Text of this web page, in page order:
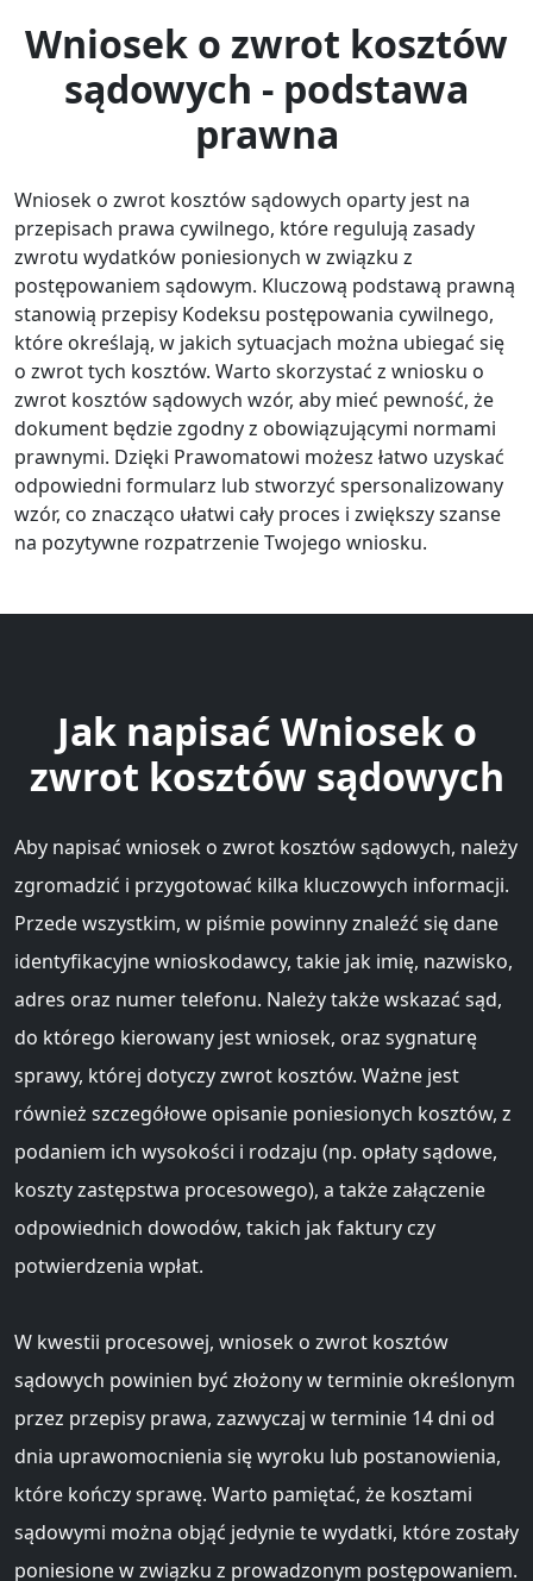
Wniosek o zwrot kosztów
sądowych - podstawa
prawna
Wniosek o zwrot kosztów sądowych oparty jest na
przepisach prawa cywilnego, które regulują zasady
zwrotu wydatków poniesionych w związku z
postępowaniem sądowym. Kluczową podstawą prawną
stanowią przepisy Kodeksu postępowania cywilnego,
które określają, w jakich sytuacjach można ubiegać się
o zwrot tych kosztów. Warto skorzystać z wniosku o
zwrot kosztów sądowych wzór, aby mieć pewność, że
dokument będzie zgodny z obowiązującymi normami
prawnymi. Dzięki Prawomatowi możesz łatwo uzyskać
odpowiedni formularz lub stworzyć spersonalizowany
wzór, co znacząco ułatwi cały proces i zwiększy szanse
na pozytywne rozpatrzenie Twojego wniosku.
Jak napisać Wniosek o
zwrot kosztów sądowych
Aby napisać wniosek o zwrot kosztów sądowych, należy
zgromadzić i przygotować kilka kluczowych informacji.
Przede wszystkim, w piśmie powinny znaleźć się dane
identyfikacyjne wnioskodawcy, takie jak imię, nazwisko,
adres oraz numer telefonu. Należy także wskazać sąd,
do którego kierowany jest wniosek, oraz sygnaturę
sprawy, której dotyczy zwrot kosztów. Ważne jest
również szczegółowe opisanie poniesionych kosztów, z
podaniem ich wysokości i rodzaju (np. opłaty sądowe,
koszty zastępstwa procesowego), a także załączenie
odpowiednich dowodów, takich jak faktury czy
potwierdzenia wpłat.
W kwestii procesowej, wniosek o zwrot kosztów
sądowych powinien być złożony w terminie określonym
przez przepisy prawa, zazwyczaj w terminie 14 dni od
dnia uprawomocnienia się wyroku lub postanowienia,
które kończy sprawę. Warto pamiętać, że kosztami
sądowymi można objąć jedynie te wydatki, które zostały
poniesione w związku z prowadzonym postępowaniem.